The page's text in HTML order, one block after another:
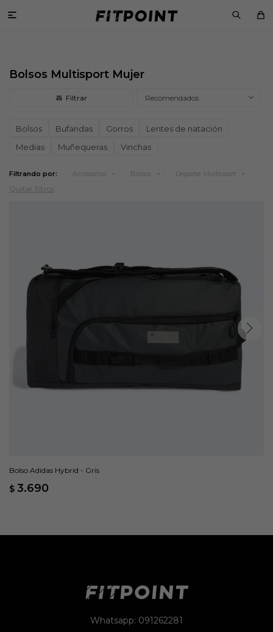

Bolsos Multisport Mujer
Recomendados
Bolsos Bufandas Gorros
Lentes de natación
Medias
Muñequeras Vinchas
Filtrando por: Accesorios Bolsos Deporte: Multisport
Quitar filtros
Bolso Adidas Hybrid - Gris
$ 3.690
Whatsapp: 091262281